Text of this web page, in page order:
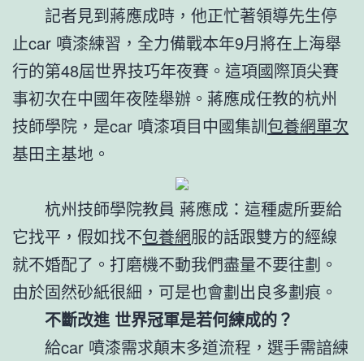
記者見到蔣應成時，他正忙著領導先生停
止car 噴漆練習，全力備戰本年9月將在上海舉
行的第48屆世界技巧年夜賽。這項國際頂尖賽
事初次在中國年夜陸舉辦。蔣應成任教的杭州
技師學院，是car 噴漆項目中國集訓包養網單次
基田主基地。
杭州技師學院教員 蔣應成：這種處所要給
它找平，假如找不包養網服的話跟雙方的經線
就不婚配了。打磨機不動我們盡量不要往劃。
由於固然砂紙很細，可是也會劃出良多劃痕。
不斷改進 世界冠軍是若何練成的？
給car 噴漆需求顛末多道流程，選手需諳練